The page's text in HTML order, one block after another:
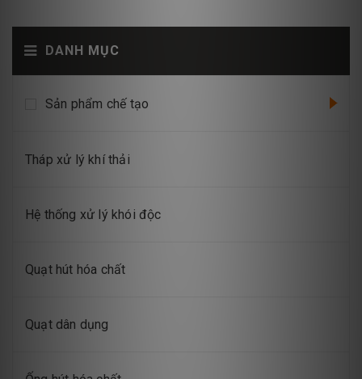
DANH MỤC
Sản phẩm chế tạo
Tháp xử lý khí thải
Hệ thống xử lý khói độc
Quạt hút hóa chất
Quạt dân dụng